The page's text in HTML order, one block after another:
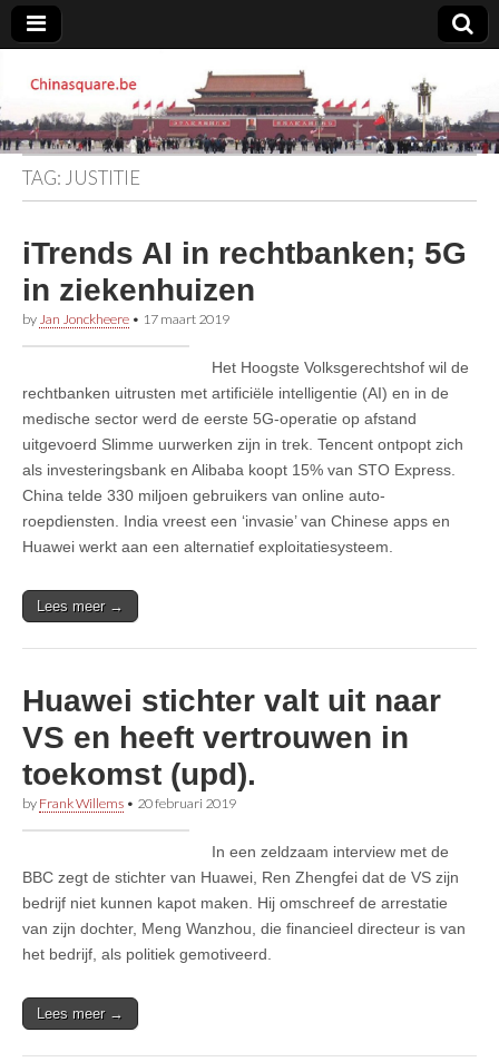
Chinasquare.be
TAG: JUSTITIE
iTrends AI in rechtbanken; 5G
in ziekenhuizen
by Jan Jonckheere • 17 maart 2019
Het Hoogste Volksgerechtshof wil de
rechtbanken uitrusten met artificiële intelligentie (AI) en in de
medische sector werd de eerste 5G-operatie op afstand
uitgevoerd Slimme uurwerken zijn in trek. Tencent ontpopt zich
als investeringsbank en Alibaba koopt 15% van STO Express.
China telde 330 miljoen gebruikers van online auto-
roepdiensten. India vreest een ‘invasie’ van Chinese apps en
Huawei werkt aan een alternatief exploitatiesysteem.
Lees meer →
Huawei stichter valt uit naar
VS en heeft vertrouwen in
toekomst (upd).
by Frank Willems • 20 februari 2019
In een zeldzaam interview met de
BBC zegt de stichter van Huawei, Ren Zhengfei dat de VS zijn
bedrijf niet kunnen kapot maken. Hij omschreef de arrestatie
van zijn dochter, Meng Wanzhou, die financieel directeur is van
het bedrijf, als politiek gemotiveerd.
Lees meer →